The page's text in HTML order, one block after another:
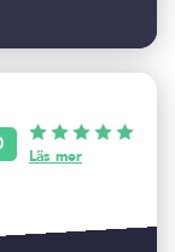
Läs mer